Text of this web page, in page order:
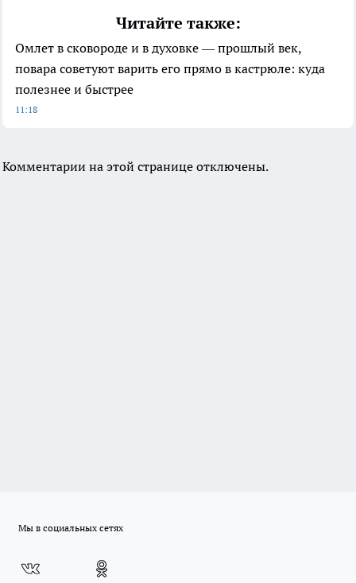
Читайте также:
Омлет в сковороде и в духовке — прошлый век,
повара советуют варить его прямо в кастрюле: куда
полезнее и быстрее
11:18
Комментарии на этой странице отключены.
Мы в социальных сетях